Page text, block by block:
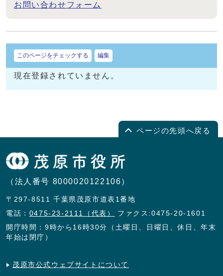
お問い合わせフォーム
このページをチェックする 編集
現在登録されていません。
ページの先頭へ戻る
（法人番号 8000020122106）
〒297-8511 千葉県茂原市道表1番地
電話： 0475-23-2111（代表）
ファクス:0475-20-1601
開庁時間：9時から16時30分（土曜日、日曜日、休日、年末
年始は閉庁）
茂原市公式ウェブサイトについて